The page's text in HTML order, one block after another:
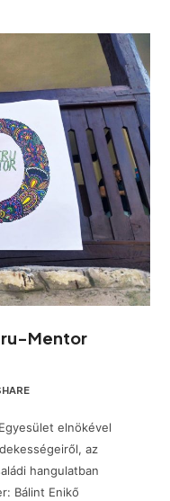
Mentor
elnökével
az
hangulatban
Bálint Enikő